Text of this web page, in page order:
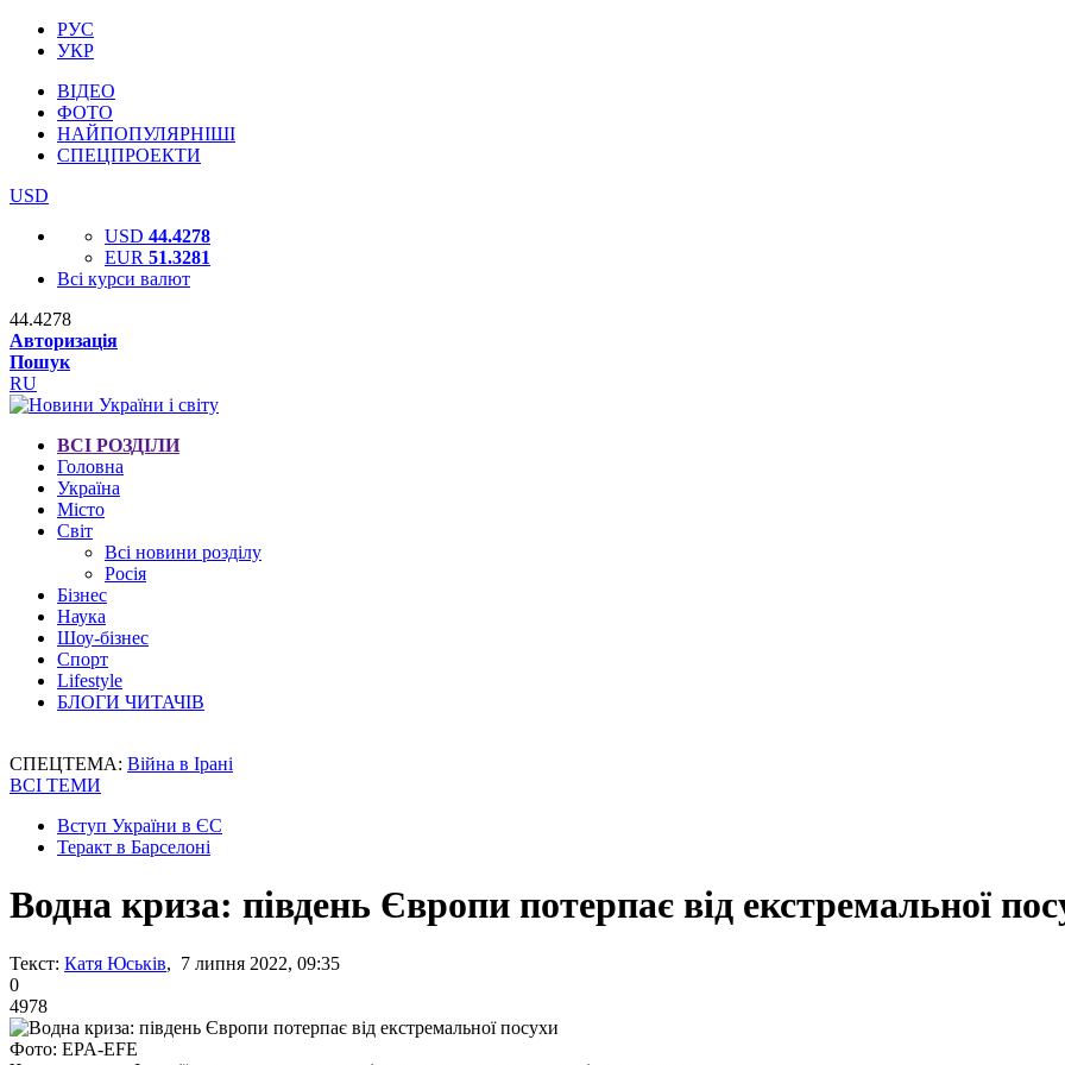
РУС
УКР
ВІДЕО
ФОТО
НАЙПОПУЛЯРНІШІ
СПЕЦПРОЕКТИ
USD
USD 44.4278
EUR 51.3281
Всі курси валют
44.4278
Авторизація
Пошук
RU
ВСІ РОЗДІЛИ
Головна
Україна
Місто
Світ
Всі новини розділу
Росія
Бізнес
Наука
Шоу-бізнес
Спорт
Lifestyle
БЛОГИ ЧИТАЧІВ
СПЕЦТЕМА: Війна в Ірані
ВСІ ТЕМИ
Вступ України в ЄС
Теракт в Барселоні
Водна криза: південь Європи потерпає від екстремальної
Текст: Катя Юськів, 7 липня 2022, 09:35
0
4978
Фото: EPA-EFE